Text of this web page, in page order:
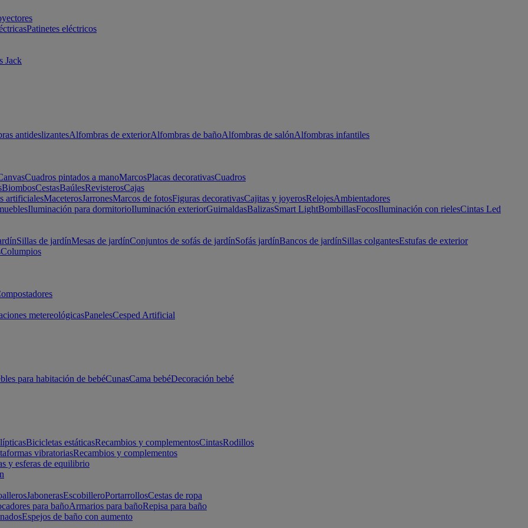
Patinetes eléctricos
Jack
antideslizantesAlfombras de exteriorAlfombras de bañoAlfombras de salónAlfombras infantiles
Cuadros pintados a manoMarcosPlacas decorativasCuadros
BiombosCestasBaúlesRevisterosCajas
artificialesMaceterosJarronesMarcos de fotosFiguras decorativasCajitas y joyerosRelojesAmbientadores
Iluminación para dormitorioIluminación exteriorGuirnaldasBalizasSmart LightBombillasFocosIluminación con rielesCintas Led
Sillas de jardínMesas de jardínConjuntos de sofás de jardínSofás jardínBancos de jardínSillas colgantesEstufas de exterior
Columpios
metereológicasPanelesCesped Artificial
para habitación de bebéCunasCama bebéDecoración bebé
Bicicletas estáticasRecambios y complementosCintasRodillos
vibratoriasRecambios y complementos
y esferas de equilibrio
JabonerasEscobilleroPortarrollosCestas de ropa
para bañoArmarios para bañoRepisa para baño
Espejos de baño con aumento